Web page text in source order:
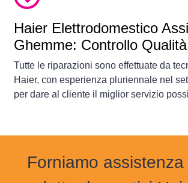
Haier Elettrodomestico
Ghemme: Controllo Qualità
Tutte le riparazioni sono effettuate da
Haier, con esperienza pluriennale nel
per dare al cliente il miglior servizio
Forniamo